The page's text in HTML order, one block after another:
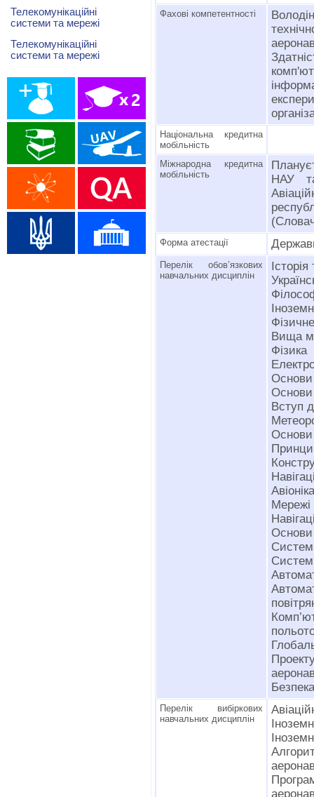
Фахові компетентності
Національна кредитна
мобільність
Міжнародна кредитна
мобільність
НАУ
Форма атестації
Перелік обов’язкових
навчальних дисциплін
Вища
Фізика
Основи
Основи
Вступ
Основи
Мережі
Основи
Перелік вибіркових
навчальних дисциплін
Телекомунікаційні
системи та мережі
Телекомунікаційні
системи та мережі